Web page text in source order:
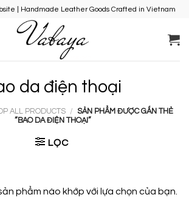
| Handmade Leather Goods Crafted in Vietnam
da điện thoại
ALL PRODUCTS /
SẢN PHẨM ĐƯỢC GẮN THẺ
“BAO DA ĐIỆN THOẠI”
LỌC
phẩm nào khớp với lựa chọn của bạn.